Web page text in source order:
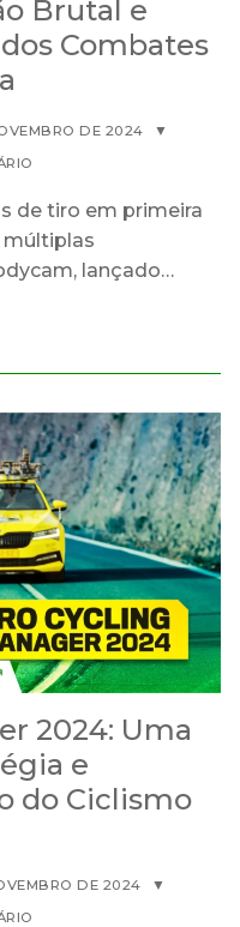
Brutal e
Combates
DE 2024
▼
de tiro em primeira
múltiplas
lançado…
2024: Uma
e
do Ciclismo
DE 2024
▼